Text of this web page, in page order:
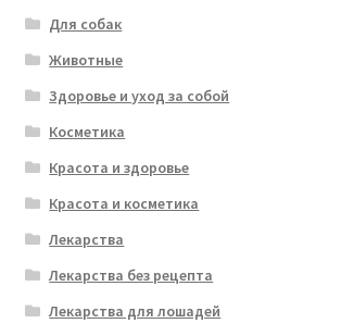
Для собак
Животные
Здоровье и уход за собой
Косметика
Красота и здоровье
Красота и косметика
Лекарства
Лекарства без рецепта
Лекарства для лошадей